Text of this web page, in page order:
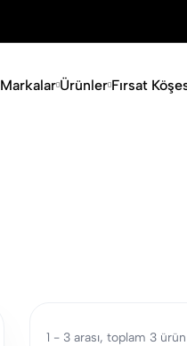
Markalar Ürünler Fırsat
1 - 3 arası, toplam 3 ürün